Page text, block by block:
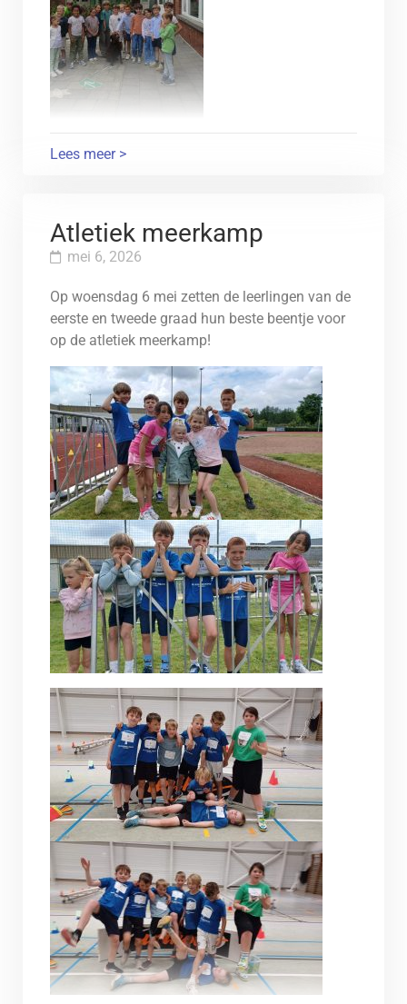
Lees meer >
Atletiek meerkamp
mei 6, 2026
Op woensdag 6 mei zetten de leerlingen van de
eerste en tweede graad hun beste beentje voor
op de atletiek meerkamp!